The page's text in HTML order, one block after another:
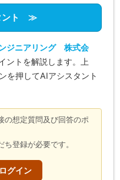
ント ≫
ンジニアリング 株式会
ントを解説します。上
を押してAIアシスタント
の想定質問及び回答のポ
登録が必要です。
ログイン